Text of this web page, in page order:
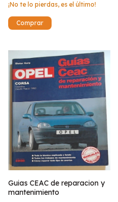
¡No te lo pierdas, es el último!
Guias CEAC de reparacion y
mantenimiento